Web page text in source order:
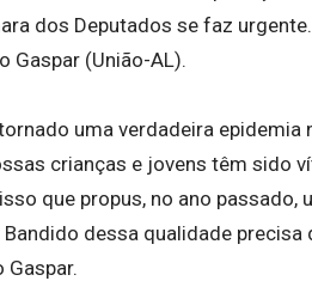
dos Deputados se faz
Gaspar (União-AL).
uma verdadeira
crianças e jovens têm sido
que propus, no ano
dessa qualidade